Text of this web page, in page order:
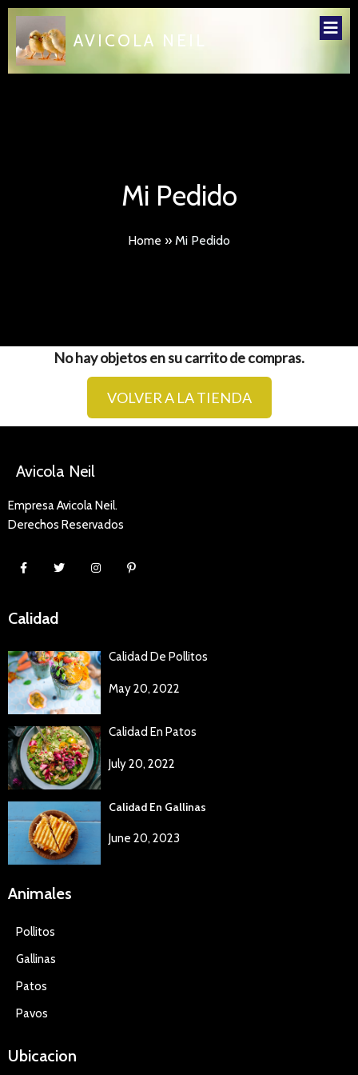
AVICOLA NEIL
Mi Pedido
Home » Mi Pedido
No hay objetos en su carrito de compras.
VOLVER A LA TIENDA
Avicola Neil
Empresa Avicola Neil.
Derechos Reservados
Calidad
Calidad De Pollitos
May 20, 2022
Calidad En Patos
July 20, 2022
Calidad En Gallinas
June 20, 2023
Animales
Pollitos
Gallinas
Patos
Pavos
Ubicacion